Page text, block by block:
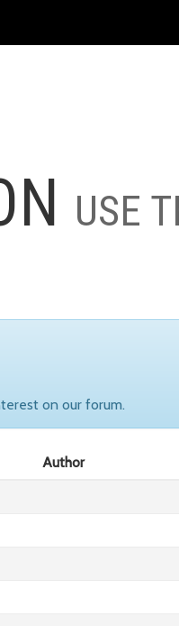
USE
on our forum.
Author